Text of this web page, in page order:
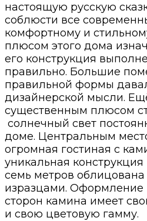
настоящую русскую
соблюсти все
комфортному и
плюсом этого дома
его конструкция
правильно. Большие
правильной формы
дизайнерской мысли.
существенным плюсом
солнечный свет
доме. Центральным
огромная гостиная с
уникальная
семь метров
изразцами. Оформление
сторон камина имеет
и свою цветовую гамму.